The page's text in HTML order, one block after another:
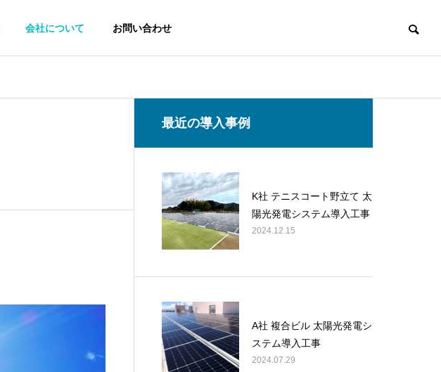
会社について お問い合わせ
池システム
battery
LED照明
LED lighting
ィスビル 太陽光発電
アクセス
ACCESS
保護方針
最近の導入事例
K社 テニスコート野立て 太
陽光発電システム導入工事
2024.12.15
A社 複合ビル 太陽光発電シ
ステム導入工事
2024.07.29